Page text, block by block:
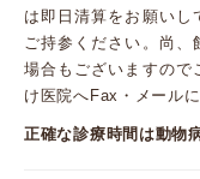
は即日清算をお願いし
ご持参ください。尚、
場合もございますので
け医院へFax・メール
正確な診療時間は動物